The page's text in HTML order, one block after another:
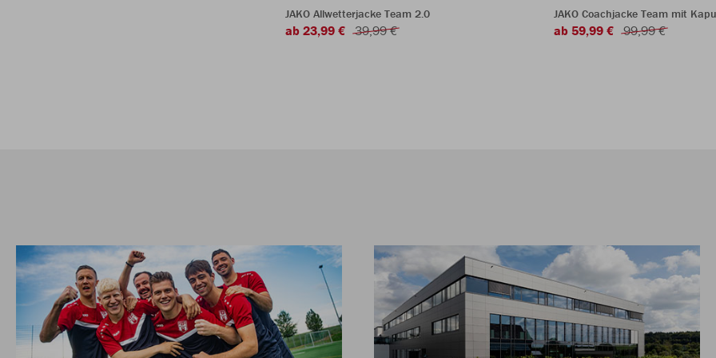
JAKO Allwetterjacke Team 2.0
ab 23,99 € 39,99 €
JAKO Coachjacke Team mit
ab 59,99 € 99,99 €